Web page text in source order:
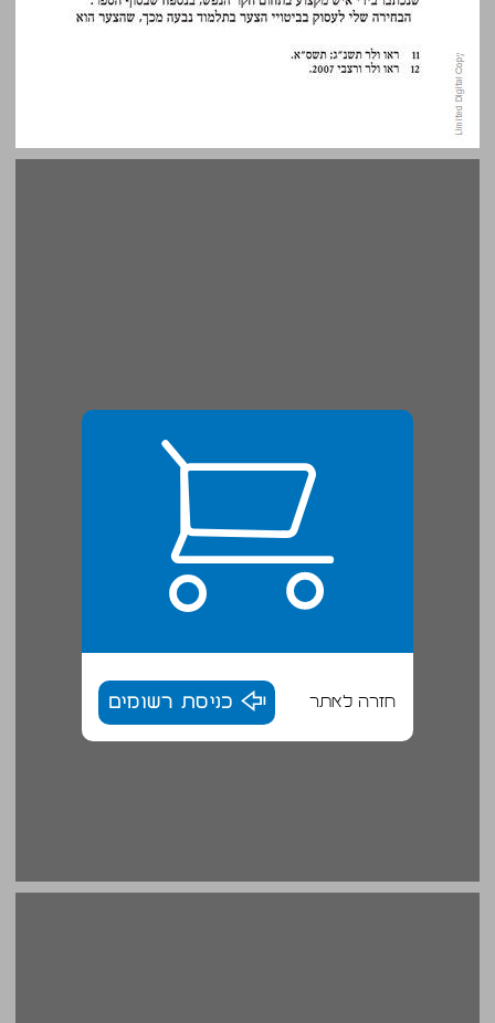
פרק א: הפועל "מצטער" כמבטא צער מתמשך ... 15
חזרה לאתר כניסת רשומים